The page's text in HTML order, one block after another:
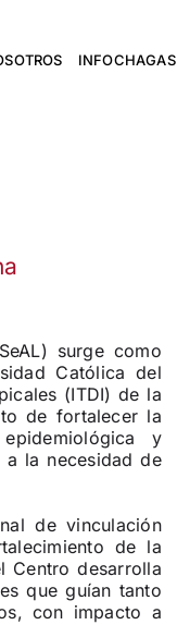
INFOCHAGAS
surge como
Católica del
(ITDI) de la
de fortalecer la
y
la necesidad de
de vinculación
de la
Centro desarrolla
que guían tanto
con impacto a